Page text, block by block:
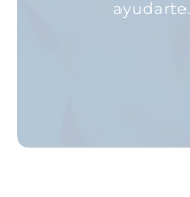
ayudarte.